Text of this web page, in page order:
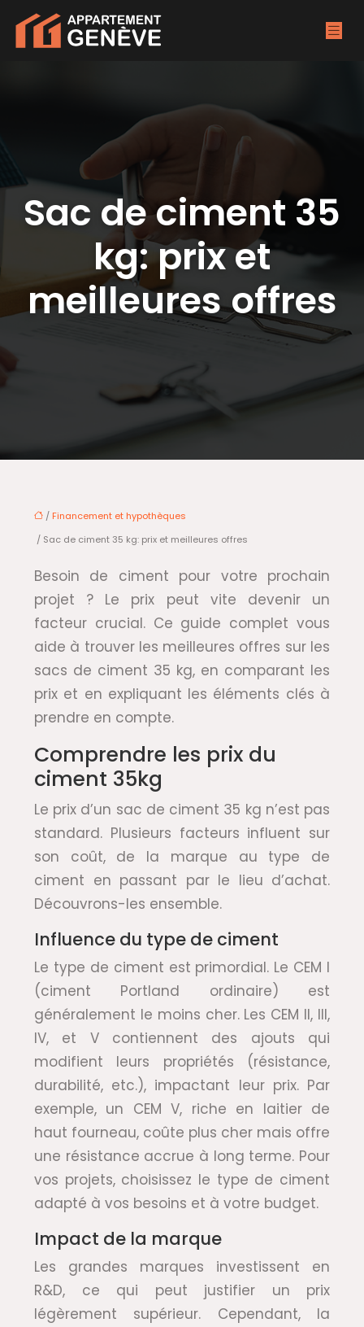
Sac de ciment 35
kg: prix et
meilleures offres
/ Financement et hypothèques
/ Sac de ciment 35 kg: prix et meilleures offres
Besoin de ciment pour votre prochain
projet ? Le prix peut vite devenir un
facteur crucial. Ce guide complet vous
aide à trouver les meilleures offres sur les
sacs de ciment 35 kg, en comparant les
prix et en expliquant les éléments clés à
prendre en compte.
Comprendre les prix du
ciment 35kg
Le prix d’un sac de ciment 35 kg n’est pas
standard. Plusieurs facteurs influent sur
son coût, de la marque au type de
ciment en passant par le lieu d’achat.
Découvrons-les ensemble.
Influence du type de ciment
Le type de ciment est primordial. Le CEM I
(ciment Portland ordinaire) est
généralement le moins cher. Les CEM II, III,
IV, et V contiennent des ajouts qui
modifient leurs propriétés (résistance,
durabilité, etc.), impactant leur prix. Par
exemple, un CEM V, riche en laitier de
haut fourneau, coûte plus cher mais offre
une résistance accrue à long terme. Pour
vos projets, choisissez le type de ciment
adapté à vos besoins et à votre budget.
Impact de la marque
Les grandes marques investissent en
R&D, ce qui peut justifier un prix
légèrement supérieur. Cependant, la